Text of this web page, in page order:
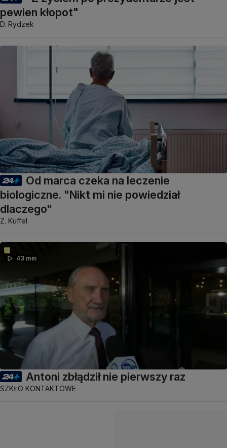
pewien kłopot"
D. Rydzek
Od marca czeka na leczenie
biologiczne. "Nikt mi nie powiedział
dlaczego"
Z. Kuffel
43 min
Antoni zbłądził nie pierwszy raz
SZKŁO KONTAKTOWE